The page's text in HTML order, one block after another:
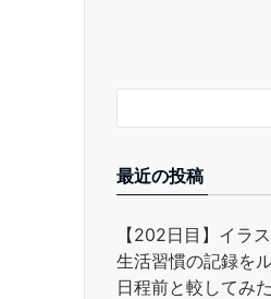
最近の投稿
【202日目】イラ
生活習慣の記録を
日程前と較してみ